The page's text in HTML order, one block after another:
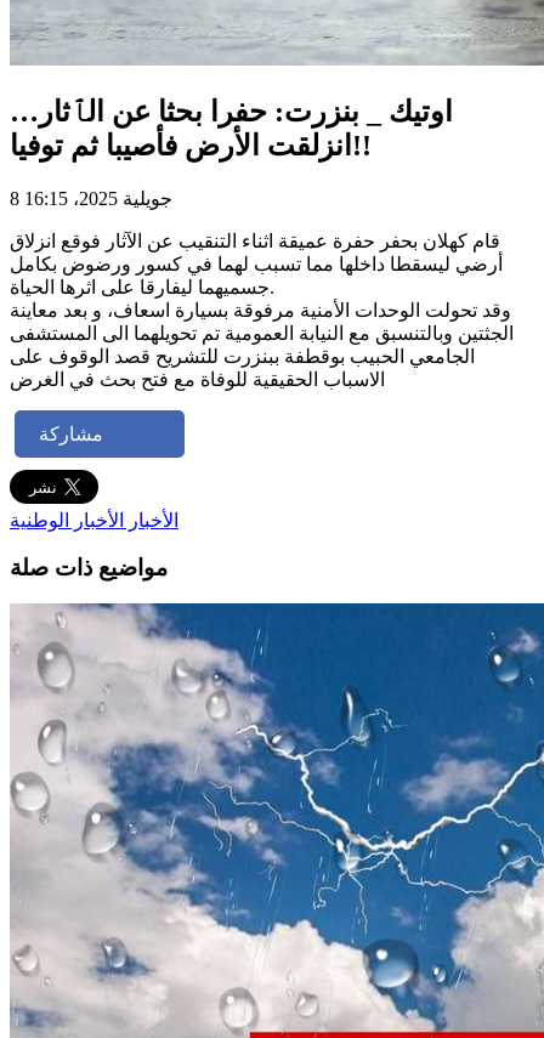
اوتيك _ بنزرت: حفرا بحثا عن الٱثار…
انزلقت الأرض فأصيبا ثم توفيا!!
8 جويلية 2025، 16:15
قام كهلان بحفر حفرة عميقة اثناء التنقيب عن الآثار فوقع انزلاق
أرضي ليسقطا داخلها مما تسبب لهما في كسور ورضوض بكامل
جسميهما ليفارقا على اثرها الحياة.
وقد تحولت الوحدات الأمنية مرفوقة بسيارة اسعاف، و بعد معاينة
الجثتين وبالتنسبق مع النيابة العمومية تم تحويلهما الى المستشفى
الجامعي الحبيب بوقطفة ببنزرت للتشريح قصد الوقوف على
الاسباب الحقيقية للوفاة مع فتح بحث في الغرض
مشاركة
الأخبار الأخبار الوطنية
مواضيع ذات صلة